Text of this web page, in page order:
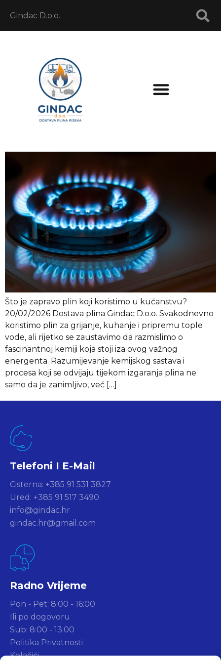
Gindac D.o.o.
Što je zapravo plin koji koristimo u kućanstvu?
20/02/2026 Dostava plina Gindac D.o.o. Svakodnevno
koristimo plin za grijanje, kuhanje i pripremu tople
vode, ali rijetko se zaustavimo da razmislimo o
fascinantnoj kemiji koja stoji iza ovog važnog
energenta. Razumijevanje kemijskog sastava i
procesa koji se odvijaju tijekom izgaranja plina ne
samo da je zanimljivo, već […]
Telefoni I E-Mail
Cisterna: +385 91 531 3827
Ured: +385 91 517 3490
info@gindac.hr
gindac.hr@gmail.com
Radno Vrijeme
Pon - Pet: 8:00 - 16:00
Ili po dogovoru
Sub: 8:00 - 13:00
Politika Privatnosti
Kolačići